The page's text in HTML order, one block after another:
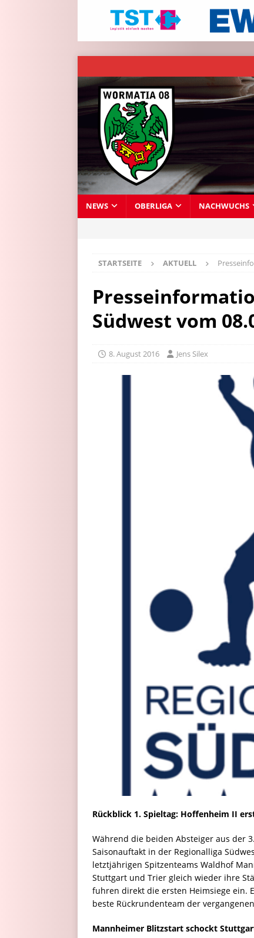
NEWS OBERLIGA NACHWUCHS
STARTSEITE AKTUELL
Südwest vom
8. August 2016 Jens Silex
Rückblick 1. Spieltag: Hoffenheim II
Während die beiden Absteiger aus der
Saisonauftakt in der Regionalliga
letztjährigen Spitzenteams Waldhof
Stuttgart und Trier gleich wieder ihre
fuhren direkt die ersten Heimsiege ein.
beste Rückrundenteam der
Mannheimer Blitzstart schockt